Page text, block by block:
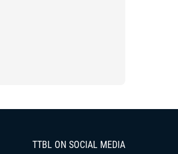
TTBL ON SOCIAL MEDIA